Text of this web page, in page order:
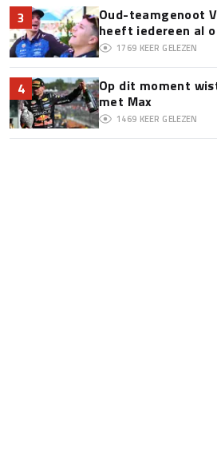
3
Oud-teamgenoot
heeft iedereen al
1769 KEER GELEZEN
4
Op dit moment
met Max
1469 KEER GELEZEN